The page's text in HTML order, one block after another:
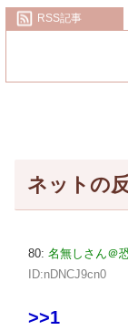
RSS記事
ネットの
80: 名無しさん＠
ID:nDNCJ9cn0
>>1